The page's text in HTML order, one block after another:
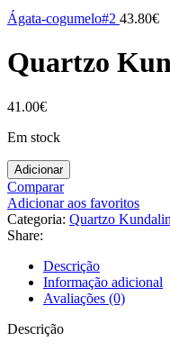
Ágata-cogumelo#2 43.80€
Quartzo
41.00€
Em stock
Adicionar
Comparar
Adicionar aos favoritos
Categoria: Quartzo
Share:
Descrição
Informação adicional
Avaliações (0)
Descrição